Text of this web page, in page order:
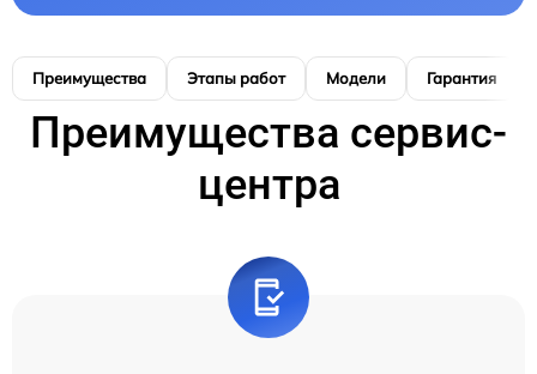
Преимущества Этапы работ Модели Гарантия
Преимущества сервис-
центра